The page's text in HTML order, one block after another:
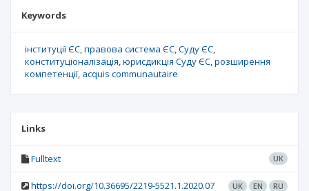
Keywords
інституції ЄС правова система ЄС Суду ЄС
конституціоналізація юрисдикція Суду ЄС розширення
компетенції аcquis communautaire
Links
Fulltext UK
https://doi.org/10.36695/2219-5521.1.2020.07 UK EN RU